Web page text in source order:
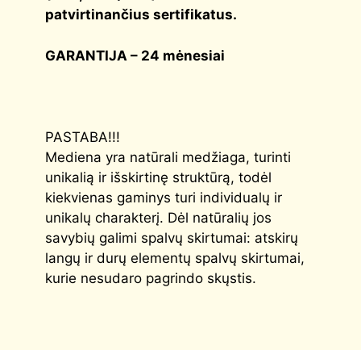
patvirtinančius sertifikatus.
GARANTIJA – 24 mėnesiai
PASTABA!!!
Mediena yra natūrali medžiaga, turinti
unikalią ir išskirtinę struktūrą, todėl
kiekvienas gaminys turi individualų ir
unikalų charakterį. Dėl natūralių jos
savybių galimi spalvų skirtumai: atskirų
langų ir durų elementų spalvų skirtumai,
kurie nesudaro pagrindo skųstis.